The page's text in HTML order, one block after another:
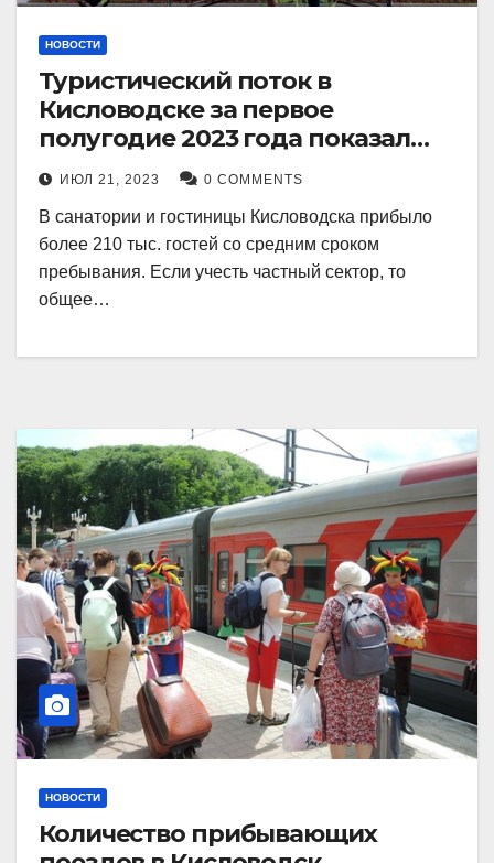
НОВОСТИ
Туристический поток в
Кисловодске за первое
полугодие 2023 года показал
рекордный рост в 21 процент.
ИЮЛ 21, 2023 0 COMMENTS
В санатории и гостиницы Кисловодска прибыло
более 210 тыс. гостей со средним сроком
пребывания. Если учесть частный сектор, то
общее…
НОВОСТИ
Количество прибывающих